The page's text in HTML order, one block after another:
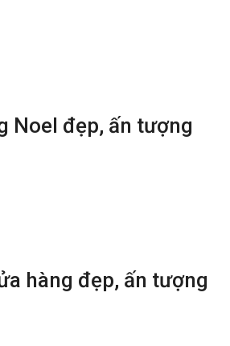
Noel đẹp, ấn tượng
hàng đẹp, ấn tượng